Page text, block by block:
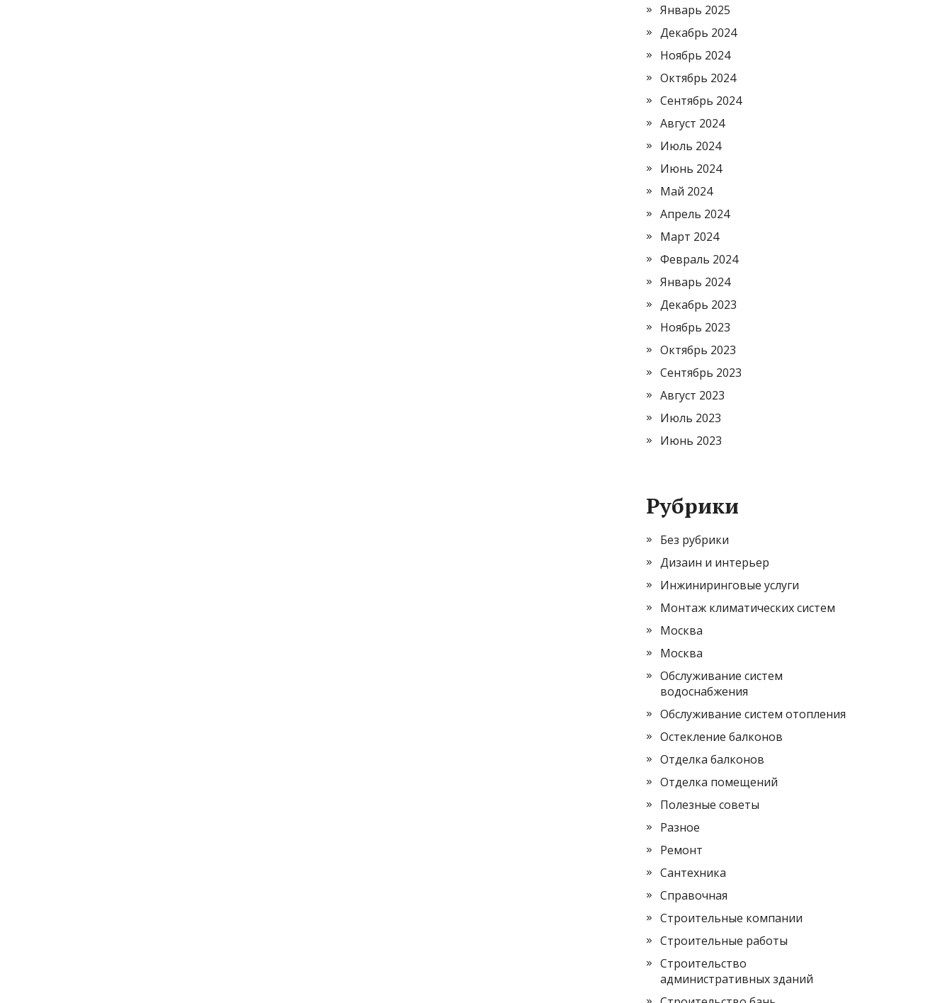
Январь 2025
Декабрь 2024
Ноябрь 2024
Октябрь 2024
Сентябрь 2024
Август 2024
Июль 2024
Июнь 2024
Май 2024
Апрель 2024
Март 2024
Февраль 2024
Январь 2024
Декабрь 2023
Ноябрь 2023
Октябрь 2023
Сентябрь 2023
Август 2023
Июль 2023
Июнь 2023
Рубрики
Без рубрики
Дизаин и интерьер
Инжиниринговые услуги
Монтаж климатических систем
Москва
Москва
Обслуживание систем
водоснабжения
Обслуживание систем отопления
Остекление балконов
Отделка балконов
Отделка помещений
Полезные советы
Разное
Ремонт
Сантехника
Справочная
Строительные компании
Строительные работы
Строительство
административных зданий